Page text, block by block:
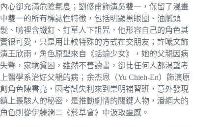
內心卻充滿危險氣息；劉修甫飾演吳雙一，保留了漫畫
中雙一的所有標誌性特徵，包括明顯黑眼圈、油膩頭
髮、嘴裡含鐵釘、釘草人下詛咒，他形容自己的角色其
實很可愛，只是用比較特殊的方式在交朋友；許曦文飾
演王欣雨，角色原型來自《蛞蝓少女》，她的父親因病
失聲，家境貧困，雖然不善讀書，卻比任何人都渴望考
上醫學系治好父親的病；余杰恩（Yu Chieh-En）飾演原
創角色陳書亮，因考試失利來到崇明補習班，意外發現
鎮上最駭人的秘密，是推動劇情的關鍵人物，潘綱大的
角色則從伊藤潤二《菸草會》中汲取靈感。